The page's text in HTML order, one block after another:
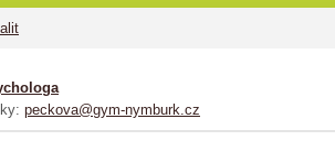
peckova@gym-nymburk.cz